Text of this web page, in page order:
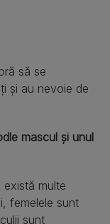
să se
și au nevoie de
mascul și unul
există multe
femelele sunt
sunt